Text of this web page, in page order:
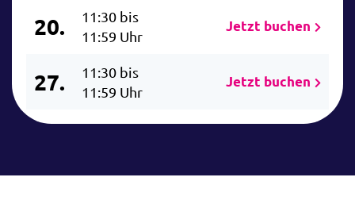
20.
11:30 bis
11:59 Uhr
Jetzt buchen
27.
11:30 bis
11:59 Uhr
Jetzt buchen